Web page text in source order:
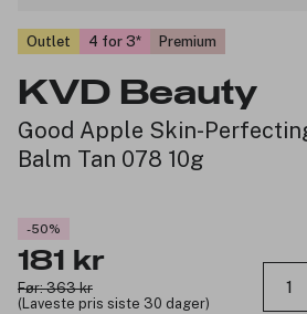
Outlet 4 for 3 Premium
KVD Beauty
Good Apple Skin-
Balm Tan 078 10g
-50%
181 kr
Før: 363 kr
(Laveste pris siste 30 dager)